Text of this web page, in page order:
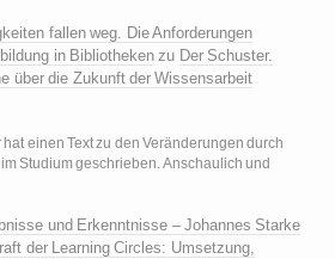
fallen weg. Die Anforderungen
in Bibliothekenzu Der Schuster.
über die Zukunft der Wissensarbeit
einen Text zu den Veränderungen durch
Studium geschrieben. Anschaulich und
und Erkenntnisse – Johannes Starke
der Learning Circles: Umsetzung,